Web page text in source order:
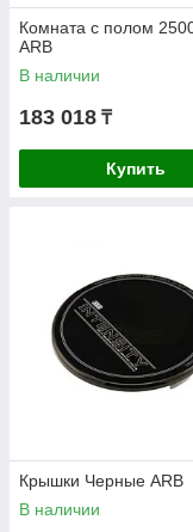
Комната с полом
ARB
В наличии
183 018 ₸
Купить
Крышки Черные ARB
В наличии